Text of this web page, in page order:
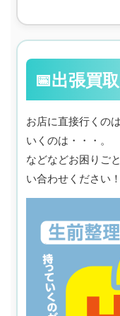
📅出張買
お店に直接行くの
いくのは・・・。
などなどお困りご
い合わせください